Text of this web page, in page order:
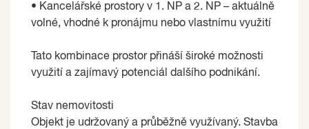
• Kancelářské prostory v 1. NP a 2. NP – aktuálně
volné, vhodné k pronájmu nebo vlastnímu využití
Tato kombinace prostor přináší široké možnosti
využití a zajímavý potenciál dalšího podnikání.
Stav nemovitosti
Objekt je udržovaný a průběžně využívaný. Stavba